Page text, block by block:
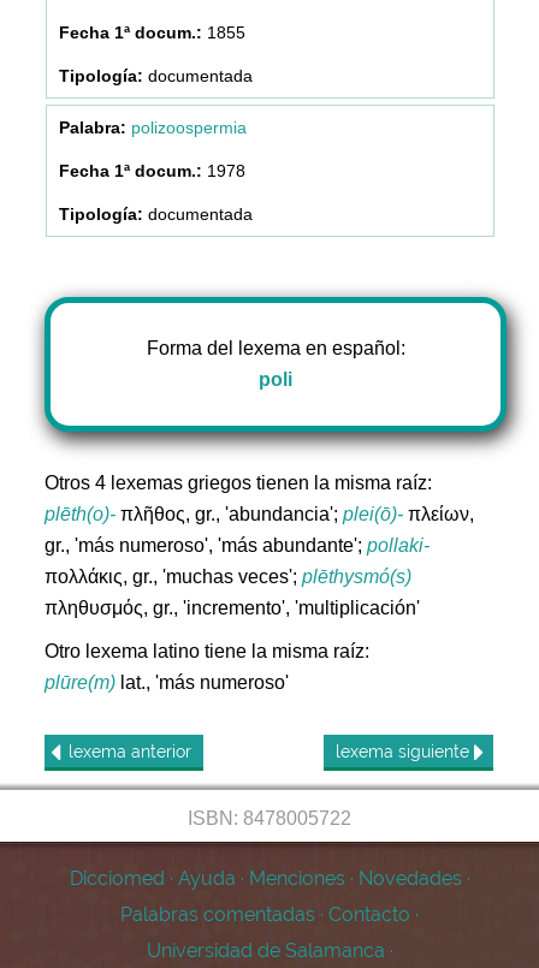
1855
documentada
polizoospermia
1978
documentada
Forma del lexema en español:
poli
Otros 4 lexemas griegos tienen la misma raíz:
plēth(o)- πλῆθος, gr., 'abundancia';plei(ō)- πλείων,
gr., 'más numeroso', 'más abundante';pollaki-
πολλάκις, gr., 'muchas veces';plēthysmó(s)
πληθυσμός, gr., 'incremento', 'multiplicación'
Otro lexema latino tiene la misma raíz:
plūre(m) lat., 'más numeroso'
lexema anterior lexema siguiente
ISBN: 8478005722
Dicciomed · Ayuda · Menciones · Novedades ·
Palabras comentadas · Contacto ·
Universidad de Salamanca ·